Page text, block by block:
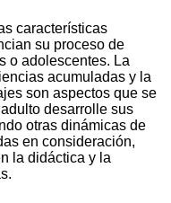
características
su proceso de
o adolescentes. La
acumuladas y la
son aspectos que se
desarrolle sus
otras dinámicas de
en consideración,
la didáctica y la